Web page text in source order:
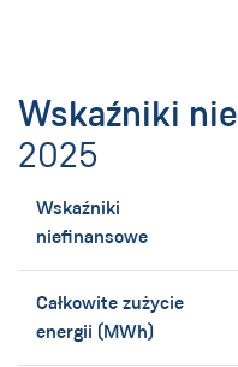
Wskaźniki
2025
Wskaźniki
niefinansowe
Całkowite zużycie
energii (MWh)